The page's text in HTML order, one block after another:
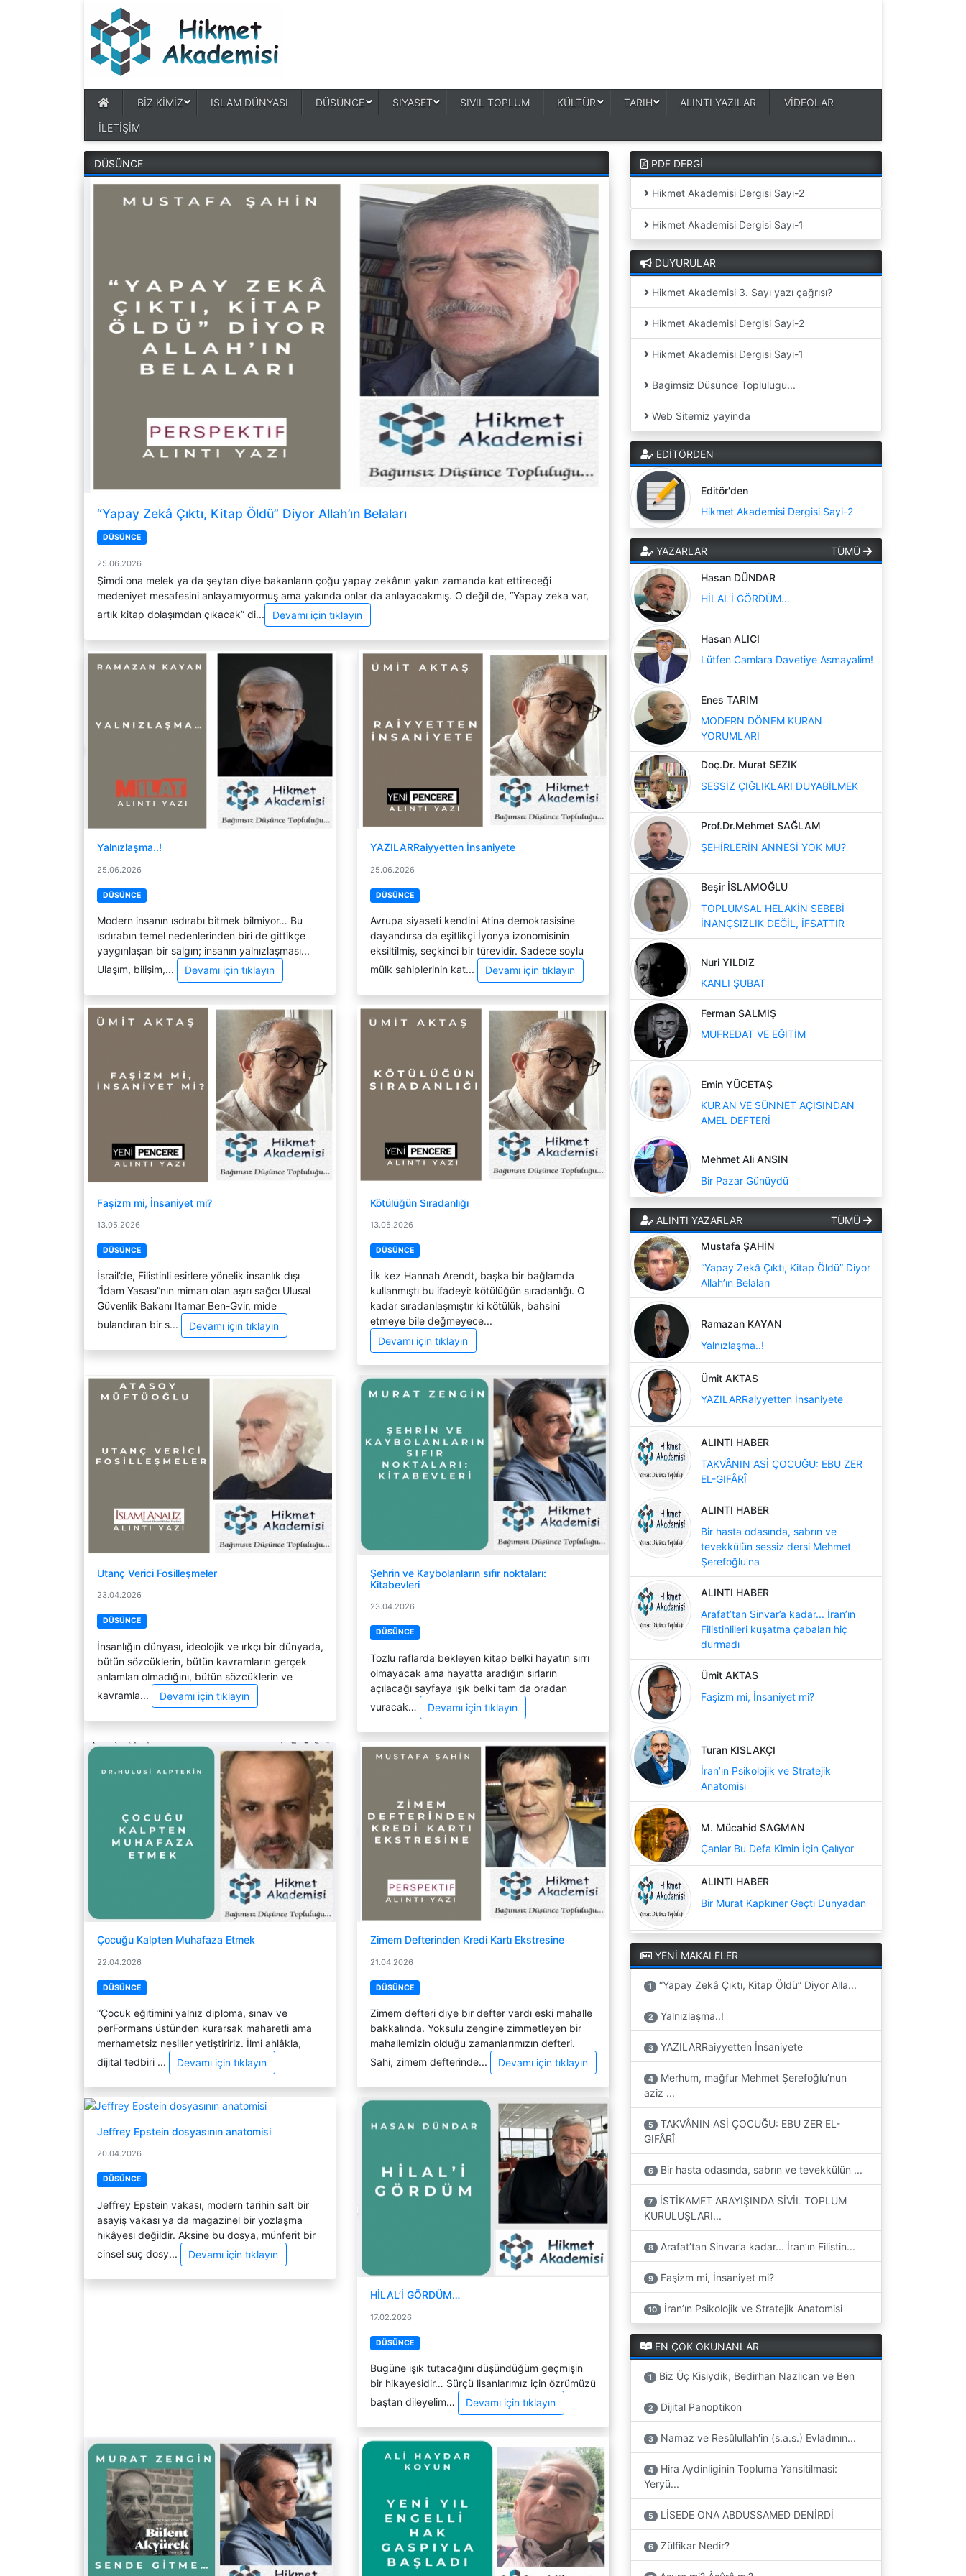
BİZ KİMİZ ISLAM DÜNYASI DÜSÜNCE SIYASET SIVIL TOPLUM KÜLTÜR TARIH ALINTI YAZILAR VİDEOLAR
İLETİŞİM
DÜSÜNCE
“Yapay Zekâ Çıktı, Kitap Öldü” Diyor Allah’ın Belaları
DÜSÜNCE
25.06.2026
Şimdi ona melek ya da şeytan diye bakanların çoğu yapay zekânın yakın zamanda kat ettireceği
medeniyet mesafesini anlayamıyormuş ama yakında onlar da anlayacakmış. O değil de, “Yapay zeka var,
artık kitap dolaşımdan çıkacak” di...
Devamı için tıklayın
Yalnızlaşma..!
25.06.2026
DÜSÜNCE
Modern insanın ısdırabı bitmek bilmiyor… Bu
ısdırabın temel nedenlerinden biri de gittikçe
yaygınlaşan bir salgın; insanın yalnızlaşması...
Ulaşım, bilişim,...
Devamı için tıklayın
YAZILARRaiyyetten İnsaniyete
25.06.2026
DÜSÜNCE
Avrupa siyaseti kendini Atina demokrasisine
dayandırsa da eşitlikçi İyonya izonomisinin
eksiltilmiş, seçkinci bir türevidir. Sadece soylu
mülk sahiplerinin kat...
Devamı için tıklayın
Faşizm mi, İnsaniyet mi?
13.05.2026
DÜSÜNCE
İsrail’de, Filistinli esirlere yönelik insanlık dışı
“İdam Yasası”nın mimarı olan aşırı sağcı Ulusal
Güvenlik Bakanı Itamar Ben-Gvir, mide
bulandıran bir s...
Devamı için tıklayın
Kötülüğün Sıradanlığı
13.05.2026
DÜSÜNCE
İlk kez Hannah Arendt, başka bir bağlamda
kullanmıştı bu ifadeyi: kötülüğün sıradanlığı. O
kadar sıradanlaşmıştır ki kötülük, bahsini
etmeye bile değmeyece...
Devamı için tıklayın
Utanç Verici Fosilleşmeler
23.04.2026
DÜSÜNCE
İnsanlığın dünyası, ideolojik ve ırkçı bir dünyada,
bütün sözcüklerin, bütün kavramların gerçek
anlamları olmadığını, bütün sözcüklerin ve
kavramla...
Devamı için tıklayın
Şehrin ve Kaybolanların sıfır noktaları:
Kitabevleri
23.04.2026
DÜSÜNCE
Tozlu raflarda bekleyen kitap belki hayatın sırrı
olmayacak ama hayatta aradığın sırların
açılacağı sayfaya ışık belki tam da oradan
vuracak…
Devamı için tıklayın
Çocuğu Kalpten Muhafaza Etmek
22.04.2026
DÜSÜNCE
“Çocuk eğitimini yalnız diploma, sınav ve
perFormans üstünden kurarsak maharetli ama
merhametsiz nesiller yetiştiririz. İlmi ahlâkla,
dijital tedbiri ...
Devamı için tıklayın
Zimem Defterinden Kredi Kartı Ekstresine
21.04.2026
DÜSÜNCE
Zimem defteri diye bir defter vardı eski mahalle
bakkalında. Yoksulu zengine zimmetleyen bir
mahallemizin olduğu zamanlarımızın defteri.
Sahi, zimem defterinde...
Devamı için tıklayın
Jeffrey Epstein dosyasının anatomisi
20.04.2026
DÜSÜNCE
Jeffrey Epstein vakası, modern tarihin salt bir
asayiş vakası ya da magazinel bir yozlaşma
hikâyesi değildir. Aksine bu dosya, münferit bir
cinsel suç dosy...
Devamı için tıklayın
HİLAL’İ GÖRDÜM…
17.02.2026
DÜSÜNCE
Bugüne ışık tutacağını düşündüğüm geçmişin
bir hikayesidir… Sürçü lisanlarımız için özrümüzü
baştan dileyelim…
Devamı için tıklayın
PDF DERGİ
Hikmet Akademisi Dergisi Sayı-2
Hikmet Akademisi Dergisi Sayı-1
DUYURULAR
Hikmet Akademisi 3. Sayı yazı çağrısı?
Hikmet Akademisi Dergisi Sayi-2
Hikmet Akademisi Dergisi Sayi-1
Bagimsiz Düsünce Toplulugu...
Web Sitemiz yayinda
EDİTÖRDEN
Editör'den
Hikmet Akademisi Dergisi Sayi-2
YAZARLAR TÜMÜ
Hasan DÜNDAR
HİLAL’İ GÖRDÜM…
Hasan ALICI
Lütfen Camlara Davetiye Asmayalim!
Enes TARIM
MODERN DÖNEM KURAN
YORUMLARI
Doç.Dr. Murat SEZIK
SESSİZ ÇIĞLIKLARI DUYABİLMEK
Prof.Dr.Mehmet SAĞLAM
ŞEHİRLERİN ANNESİ YOK MU?
Beşir İSLAMOĞLU
TOPLUMSAL HELAKİN SEBEBİ
İNANÇSIZLIK DEĞİL, İFSATTIR
Nuri YILDIZ
KANLI ŞUBAT
Ferman SALMIŞ
MÜFREDAT VE EĞİTİM
Emin YÜCETAŞ
KUR'AN VE SÜNNET AÇISINDAN
AMEL DEFTERİ
Mehmet Ali ANSIN
Bir Pazar Günüydü
ALINTI YAZARLAR TÜMÜ
Mustafa ŞAHİN
“Yapay Zekâ Çıktı, Kitap Öldü” Diyor
Allah’ın Belaları
Ramazan KAYAN
Yalnızlaşma..!
Ümit AKTAS
YAZILARRaiyyetten İnsaniyete
ALINTI HABER
TAKVÂNIN ASİ ÇOCUĞU: EBU ZER
EL-GIFÂRÎ
ALINTI HABER
Bir hasta odasında, sabrın ve
tevekkülün sessiz dersi Mehmet
Şerefoğlu’na
ALINTI HABER
Arafat’tan Sinvar’a kadar... İran’ın
Filistinlileri kuşatma çabaları hiç
durmadı
Ümit AKTAS
Faşizm mi, İnsaniyet mi?
Turan KISLAKÇI
İran’ın Psikolojik ve Stratejik
Anatomisi
M. Mücahid SAGMAN
Çanlar Bu Defa Kimin İçin Çalıyor
ALINTI HABER
Bir Murat Kapkıner Geçti Dünyadan
YENİ MAKALELER
1 “Yapay Zekâ Çıktı, Kitap Öldü” Diyor Alla...
2 Yalnızlaşma..!
3 YAZILARRaiyyetten İnsaniyete
4
Merhum, mağfur Mehmet Şerefoğlu’nun
aziz ...
5
TAKVÂNIN ASİ ÇOCUĞU: EBU ZER EL-
GIFÂRÎ
6 Bir hasta odasında, sabrın ve tevekkülün ...
7
İSTİKAMET ARAYIŞINDA SİVİL TOPLUM
KURULUŞLARI...
8 Arafat’tan Sinvar’a kadar... İran’ın Filistin...
9 Faşizm mi, İnsaniyet mi?
10 İran’ın Psikolojik ve Stratejik Anatomisi
EN ÇOK OKUNANLAR
1 Biz Üç Kisiydik, Bedirhan Nazlican ve Ben
2 Dijital Panoptikon
3 Namaz ve Resûlullah'in (s.a.s.) Evladının...
4
Hira Aydinliginin Topluma Yansitilmasi:
Yeryü...
5 LİSEDE ONA ABDUSSAMED DENİRDİ
6 Zülfikar Nedir?